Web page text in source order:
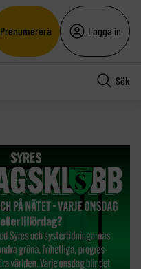
Prenumerera Logga in
Sök